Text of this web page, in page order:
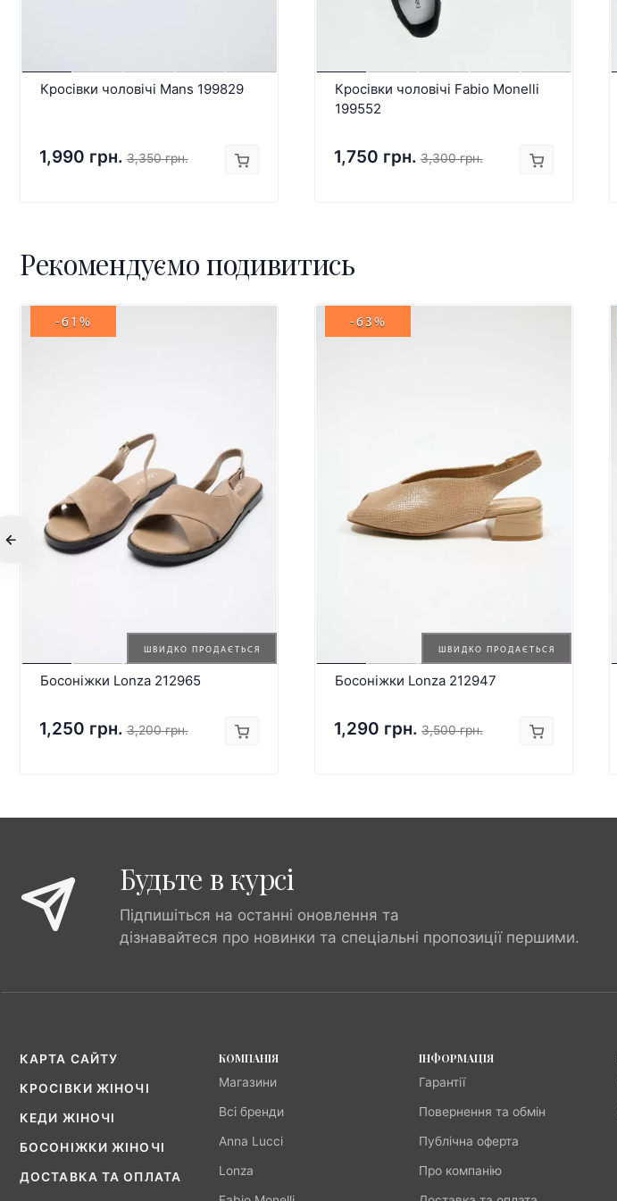
Кросівки чоловічі Mans 199829
1,990 грн. 3,350 грн.
Кросівки чоловічі Fabio Monelli
199552
1,750 грн. 3,300 грн.
Рекомендуємо подивитись
ШВИДКО ПРОДАЄТЬСЯ
-61%
Босоніжки Lonza 212965
1,250 грн. 3,200 грн.
ШВИДКО ПРОДАЄТЬСЯ
-63%
Босоніжки Lonza 212947
1,290 грн. 3,500 грн.
Будьте в курсі
Підпишіться на останні оновлення та
дізнавайтеся про новинки та спеціальні пропозиції першими.
КАРТА САЙТУ
КРОСІВКИ ЖІНОЧІ
КЕДИ ЖІНОЧІ
БОСОНІЖКИ ЖІНОЧІ
ДОСТАВКА ТА ОПЛАТА
КОМПАНІЯ
Магазини
Всі бренди
Anna Lucci
Lonza
ІНФОРМАЦІЯ
Гарантії
Повернення та обмін
Публічна оферта
Про компанію